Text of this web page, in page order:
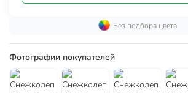
Без подбора цвета
Фотографии покупателей